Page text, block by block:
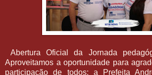
Abertura Oficial da Jornada
Aproveitamos a oportunidade para
participação de todos: a Prefeita